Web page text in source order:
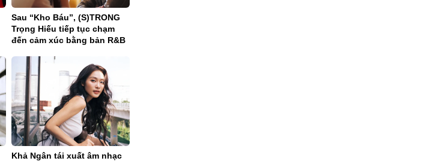
Sau “Kho Báu”, (S)TRONG
Trọng Hiếu tiếp tục chạm
đến cảm xúc bằng bản R&B
Khả Ngân tái xuất âm nhạc